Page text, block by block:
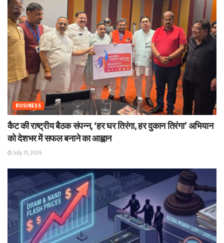
BUSINESS
कैट की राष्ट्रीय बैठक संपन्न, ‘हर घर तिरंगा, हर दुकान तिरंगा’ अभियान
को देशभर में सफल बनाने का आह्वान
July 31, 2026